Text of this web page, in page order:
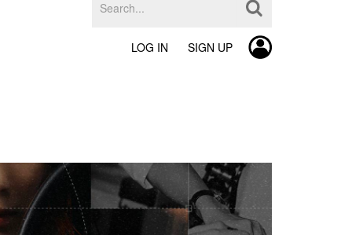
LOG IN SIGN UP